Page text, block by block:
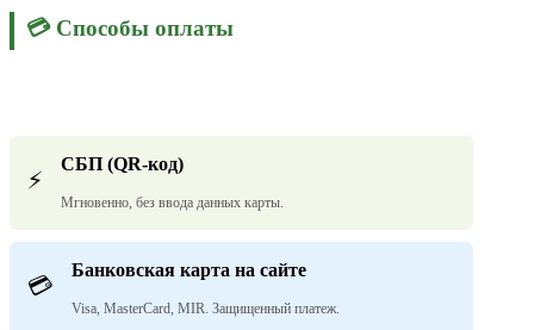
💳 Способы оплаты
⚡
СБП (QR-код)
Мгновенно, без ввода данных карты.
💳
Банковская карта на сайте
Visa, MasterCard, MIR. Защищенный платеж.